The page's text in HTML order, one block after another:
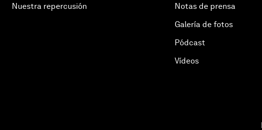
Nuestra repercusión
Notas de prensa
Galería de fotos
Pódcast
Vídeos